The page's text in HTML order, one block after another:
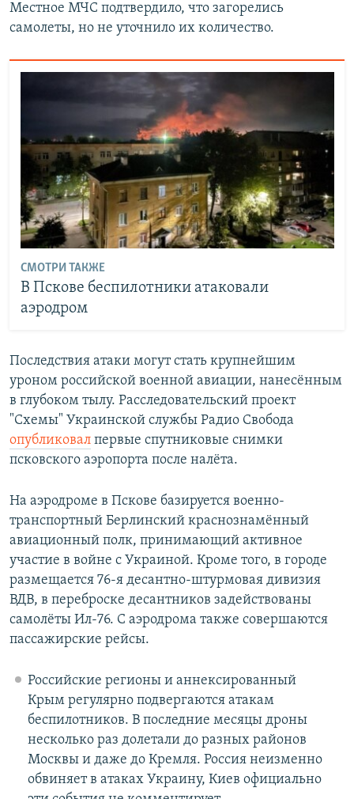
Местное МЧС подтвердило, что загорелись
самолеты, но не уточнило их количество.
СМОТРИ ТАКЖЕ
В Пскове беспилотники атаковали
аэродром
Последствия атаки могут стать крупнейшим
уроном российской военной авиации, нанесённым
в глубоком тылу. Расследовательский проект
"Схемы" Украинской службы Радио Свобода
опубликовал первые спутниковые снимки
псковского аэропорта после налёта.
На аэродроме в Пскове базируется военно-
транспортный Берлинский краснознамённый
авиационный полк, принимающий активное
участие в войне с Украиной. Кроме того, в городе
размещается 76-я десантно-штурмовая дивизия
ВДВ, в переброске десантников задействованы
самолёты Ил-76. С аэродрома также совершаются
пассажирские рейсы.
Российские регионы и аннексированный
Крым регулярно подвергаются атакам
беспилотников. В последние месяцы дроны
несколько раз долетали до разных районов
Москвы и даже до Кремля. Россия неизменно
обвиняет в атаках Украину, Киев официально